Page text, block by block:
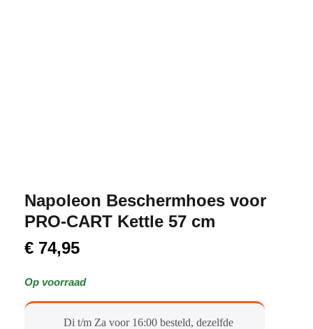
Napoleon Beschermhoes voor
PRO-CART Kettle 57 cm
€ 74,95
Op voorraad
Di t/m Za voor 16:00 besteld, dezelfde